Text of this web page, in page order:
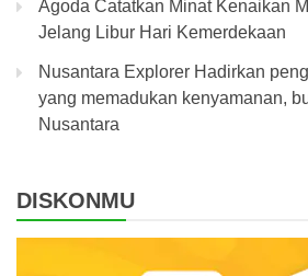
Agoda Catatkan Minat Kenaikan
Jelang Libur Hari Kemerdekaan
Nusantara Explorer Hadirkan
yang memadukan kenyamanan,
Nusantara
DISKONMU